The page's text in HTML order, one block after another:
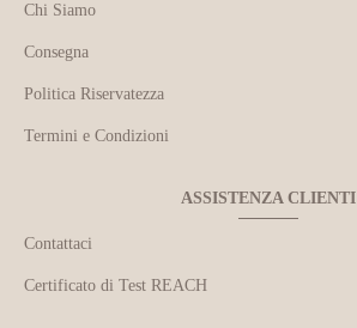
Chi Siamo
Consegna
Politica Riservatezza
Termini e Condizioni
ASSISTENZA CLIENTI
Contattaci
Certificato di Test REACH